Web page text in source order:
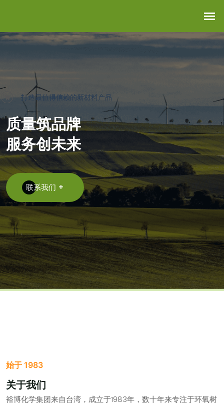
打造最值得信赖的新材料产品
质量筑品牌
服务创未来
联系我们 +
始于 1983
关于我们
裕博化学集团来自台湾，成立于1983年，数十年来专注于环氧树